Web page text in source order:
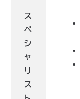
ス
ペ
シ
ャ
リ
ス